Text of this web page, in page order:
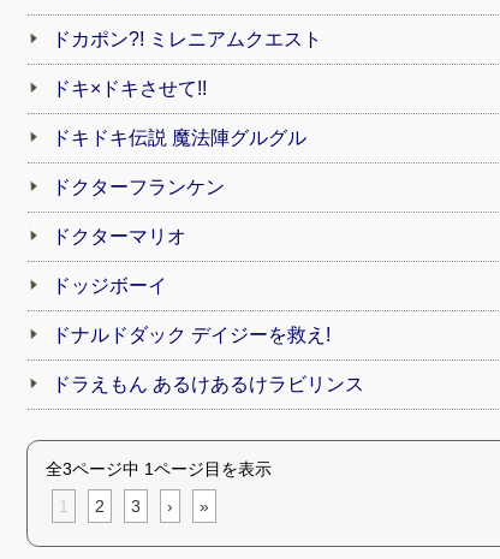
ドカポン?! ミレニアムクエスト
ドキ×ドキさせて!!
ドキドキ伝説 魔法陣グルグル
ドクターフランケン
ドクターマリオ
ドッジボーイ
ドナルドダック デイジーを救え!
ドラえもん あるけあるけラビリンス
全3ページ中 1ページ目を表示
1
2 3 › »